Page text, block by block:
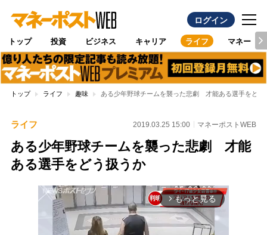
ログイン
トップ 投資 ビジネス キャリア ライフ マネー
トップ ライフ 趣味 ある少年野球チームを襲った悲劇 才能ある選手をどう
ライフ 2019.03.25 15:00 マネーポストWEB
ある少年野球チームを襲った悲劇 才能
ある選手をどう扱うか
arrow_forward_ios もっと見る